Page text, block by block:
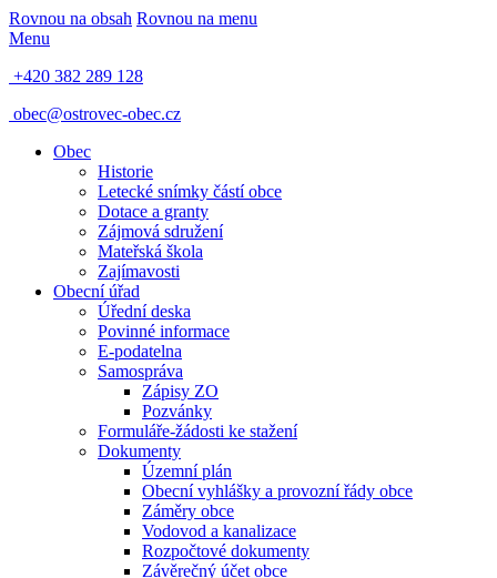
Rovnou na obsah Rovnou na menu
Menu
+420 382 289 128
obec@ostrovec-obec.cz
Obec
Historie
Letecké snímky částí obce
Dotace a granty
Zájmová sdružení
Mateřská škola
Zajímavosti
Obecní úřad
Úřední deska
Povinné informace
E-podatelna
Samospráva
Zápisy ZO
Pozvánky
Formuláře-žádosti ke stažení
Dokumenty
Územní plán
Obecní vyhlášky a provozní řády obce
Záměry obce
Vodovod a kanalizace
Rozpočtové dokumenty
Závěrečný účet obce